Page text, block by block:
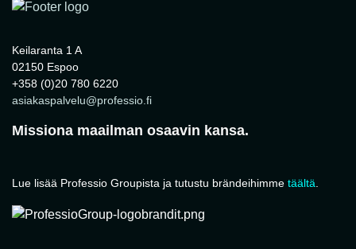
Keilaranta 1 A
02150 Espoo
+358 (0)20 780 6220
asiakaspalvelu@professio.fi
Missiona maailman osaavin kansa.
Lue lisää Professio Groupista ja tutustu brändeihimme täältä